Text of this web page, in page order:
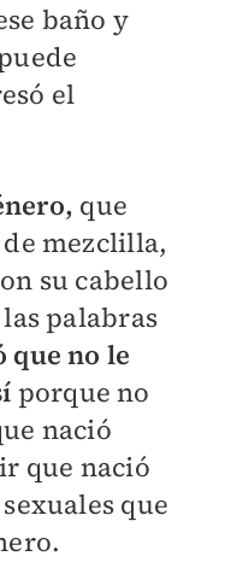
baño y
el
que
mezclilla,
su cabello
palabras
que no le
porque no
nació
que nació
que